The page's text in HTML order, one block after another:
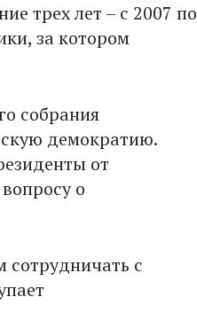
трех лет – с 2007 по
за котором
собрания
демократию.
от
о
сотрудничать с